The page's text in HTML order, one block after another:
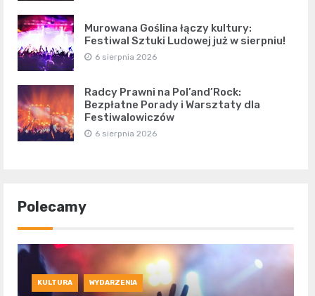
Murowana Goślina łączy kultury:
Festiwal Sztuki Ludowej już w sierpniu!
6 sierpnia 2026
Radcy Prawni na Pol’and’Rock:
Bezpłatne Porady i Warsztaty dla
Festiwalowiczów
6 sierpnia 2026
Polecamy
KULTURA WYDARZENIA